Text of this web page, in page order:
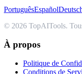
PortuguêsEspañol
© 2026 TopAITools.
À propos
Politique de
Conditions de